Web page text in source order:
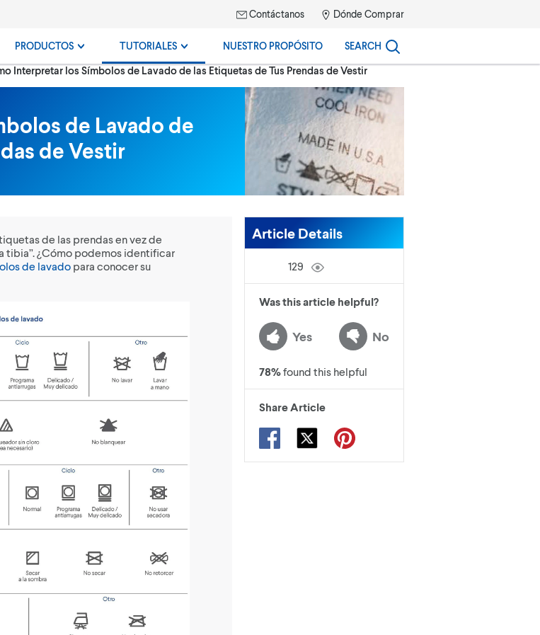
Contáctanos Dónde Comprar
PRODUCTOS TUTORIALES NUESTRO PROPÓSITO SEARCH
Interpretar los Símbolos de Lavado de las Etiquetas de Tus Prendas de Vestir
de Lavado de
de Vestir
de las prendas en vez de
tibia”. ¿Cómo podemos identificar
de lavado para conocer su
Article Details
129
Was this article helpful?
Yes No
78%found this helpful
Share Article